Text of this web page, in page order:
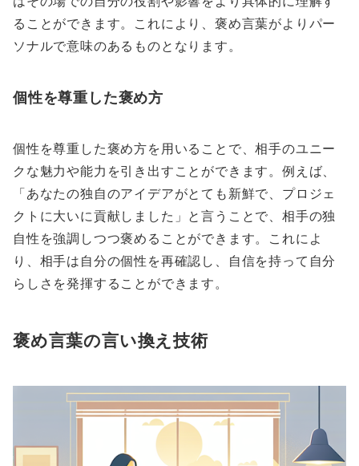
ることができます。これにより、褒め言葉がよりパー
ソナルで意味のあるものとなります。
個性を尊重した褒め方
個性を尊重した褒め方を用いることで、相手のユニー
クな魅力や能力を引き出すことができます。例えば、
「あなたの独自のアイデアがとても新鮮で、プロジェ
クトに大いに貢献しました」と言うことで、相手の独
自性を強調しつつ褒めることができます。これによ
り、相手は自分の個性を再確認し、自信を持って自分
らしさを発揮することができます。
褒め言葉の言い換え技術